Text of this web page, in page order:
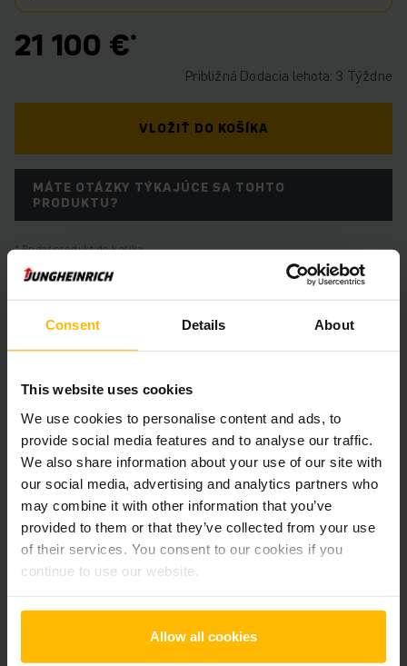
Consent Details About
This website uses cookies
We use cookies to personalise content and ads, to
provide social media features and to analyse our traffic.
We also share information about your use of our site with
our social media, advertising and analytics partners who
may combine it with other information that you’ve
provided to them or that they’ve collected from your use
of their services. You consent to our cookies if you
continue to use our website.
Allow all cookies
21 100 €
Približná Dodacia lehota: 3 Týždne
VLOŽIŤ DO KOŠÍKA
MÁTE OTÁZKY TÝKAJÚCE SA TOHTO
PRODUKTU?
Pridať produkt do košíka
Informácie o výrobku
špecifikácií a vybavenia vozidla.
Technické údaje
Batéria
Oloveno-kyselinová, 48 V /
775 Ah
Battery Refurbishment Year 2025
9020 mm